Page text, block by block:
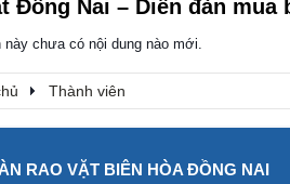
Đồng Nai – Diễn đàn
này chưa có nội dung nào mới.
Thành viên
RAO VẶT BIÊN HÒA ĐỒNG NAI